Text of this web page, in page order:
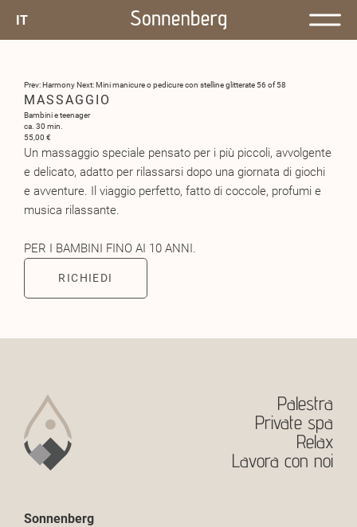
IT
Prev: HarmonyNext: Mini manicure o pedicure con stelline glitterate56 of 58
MASSAGGIO
Bambini e teenager
ca. 30 min.
55,00 €
Un massaggio speciale pensato per i più piccoli, avvolgente
e delicato, adatto per rilassarsi dopo una giornata di giochi
e avventure. Il viaggio perfetto, fatto di coccole, profumi e
musica rilassante.
PER I BAMBINI FINO AI 10 ANNI.
RICHIEDI
Palestra
Private spa
Relax
Lavora con noi
Sonnenberg